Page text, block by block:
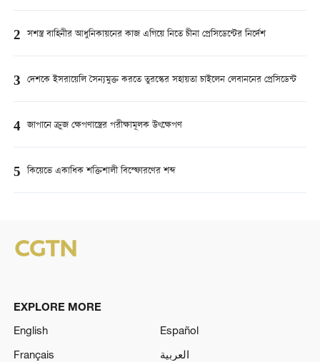
2 সশস্ত্র বাহিনীর আধুনিকায়নের কাজ এগিয়ে নিতে চীনা প্রেসিডেন্টের নির্দেশ
3 দেশকে ইসরায়েলি সৈন্যমুক্ত করতে তুরস্কের সহায়তা চাইলেন লেবাননের প্রেসিডেন্ট
4 জাপানে ক্রুজ ক্ষেপণাস্ত্রের পরীক্ষামূলক উৎক্ষেপণ
5 কিয়েভে একাধিক শক্তিশালী বিস্ফোরণের শব্দ
EXPLORE MORE
English
Español
Français
العربية